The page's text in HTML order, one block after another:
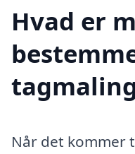
Hvad er
Når det kommer